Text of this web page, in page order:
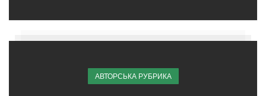
АВТОРСЬКА РУБРИКА